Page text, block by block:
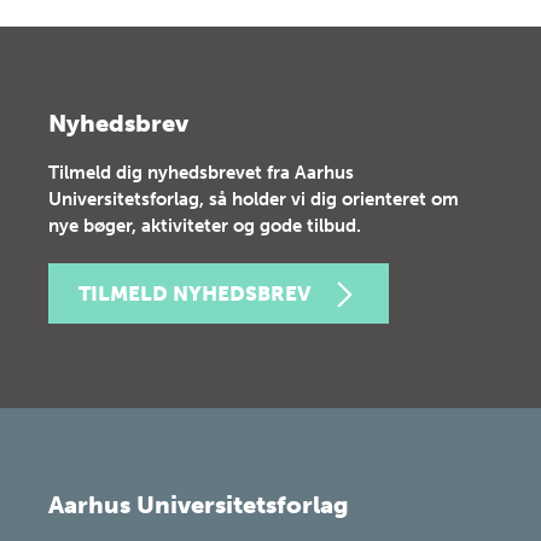
Nyhedsbrev
Tilmeld dig nyhedsbrevet fra Aarhus
Universitetsforlag, så holder vi dig orienteret om
nye bøger, aktiviteter og gode tilbud.
TILMELD NYHEDSBREV
Aarhus Universitetsforlag